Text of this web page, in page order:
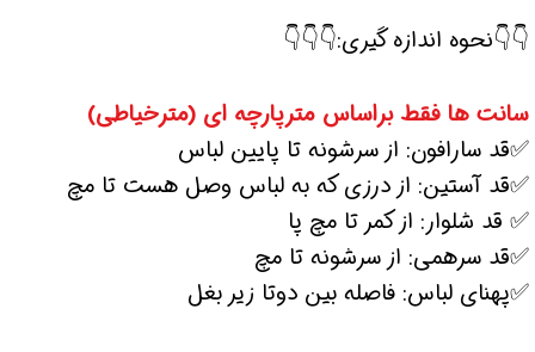
👇👇نحوه اندازه گیری:👇👇👇
سانت ها فقط براساس مترپارچه ای (مترخیاطی)
✅قد سارافون: از سرشونه تا پایین لباس
✅قد آستین: از درزی که به لباس وصل هست تا مچ
✅ قد شلوار: از کمر تا مچ پا
✅قد سرهمی: از سرشونه تا مچ
✅پهنای لباس: فاصله بین دوتا زیر بغل